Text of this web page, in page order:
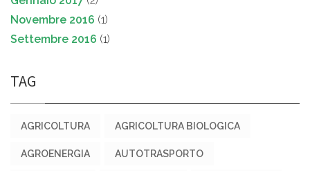
Novembre 2016 (1)
Settembre 2016 (1)
TAG
AGRICOLTURA AGRICOLTURA BIOLOGICA
AGROENERGIA AUTOTRASPORTO